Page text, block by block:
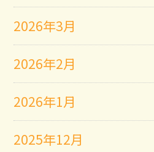
2026年3月
2026年2月
2026年1月
2025年12月